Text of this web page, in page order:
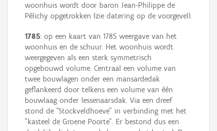
woonhuis wordt door baron Jean-Philippe de
Pélichy opgetrokken (zie datering op de voorgevel).
1785: op een kaart van 1785 weergave van het
woonhuis en de schuur. Het woonhuis wordt
weergegeven als een sterk symmetrisch
opgebouwd volume. Centraal een volume van
twee bouwlagen onder een mansardedak
geflankeerd door telkens een volume van één
bouwlaag onder lessenaarsdak. Via een dreef
stond de "Stockveldhoeve" in verbinding met het
"kasteel de Groene Poorte". Er bestond dus een